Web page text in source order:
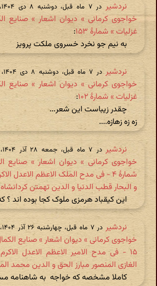
نردشیر در ‫۷ ماه قبل، دوشنبه ۸ دی ۱۴۰۴، ساعت ۱۰:۰۱
خواجوی کرمانی » دیوان اشعار » صنایع
غزلیات » شمارهٔ ۱۵۳
:
به نیم جو نخرد خسروی ملکت پرویز
نردشیر در ‫۷ ماه قبل، دوشنبه ۸ دی ۱۴۰۴، ساعت ۰۲:۳۱
خواجوی کرمانی » دیوان اشعار » صنایع
غزلیات » شمارهٔ ۱۰۲
:
چقدر زیباست این شعر...
زه زه زهازه....
نردشیر در ‫۷ ماه قبل، جمعه ۲۸ آذر ۱۴۰۴، ساعت ۱۱:۵۲
خواجوی کرمانی » دیوان اشعار » صنایع
شمارهٔ ۴ - فی مدح الملک الاعظم الاعدل
و البحار قطب الدنیا و الدین تهمتن
این کیقباد هرمزی ملوک کجا بوده اند ؟
نردشیر در ‫۷ ماه قبل، چهارشنبه ۲۶ آذر ۱۴۰۴، ساعت ۰۹:۳۶
خواجوی کرمانی » دیوان اشعار » صنایع
۱۵ - فی مدح الامیر الاعظم الاعدل
الغازی المنصور مبارز الحق و الدین محمد
کاملا مشخصه که خواجه به شاهنامه